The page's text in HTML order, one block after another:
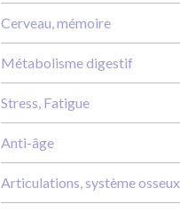
Cerveau, mémoire
Métabolisme digestif
Stress, Fatigue
Anti-âge
Articulations, système osseux